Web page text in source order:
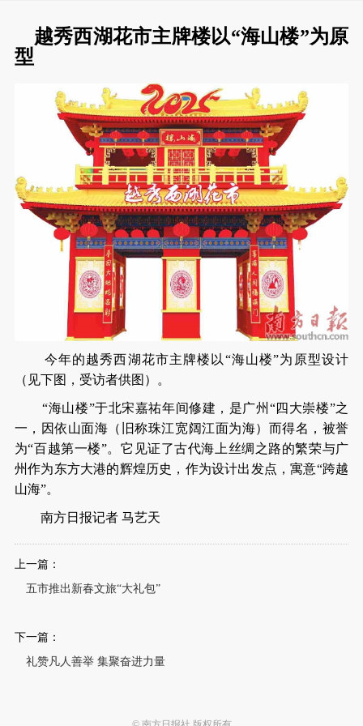
越秀西湖花市主牌楼以“海山楼”为原
型
今年的越秀西湖花市主牌楼以“海山楼”为原型设计
（见下图，受访者供图）。
“海山楼”于北宋嘉祐年间修建，是广州“四大崇楼”之
一，因依山面海（旧称珠江宽阔江面为海）而得名，被誉
为“百越第一楼”。它见证了古代海上丝绸之路的繁荣与广
州作为东方大港的辉煌历史，作为设计出发点，寓意“跨越
山海”。
南方日报记者 马艺天
上一篇：
五市推出新春文旅“大礼包”
下一篇：
礼赞凡人善举 集聚奋进力量